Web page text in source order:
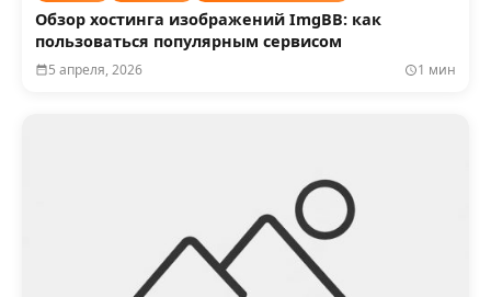
Обзор хостинга изображений ImgBB: как
пользоваться популярным сервисом
5 апреля, 2026 1 мин